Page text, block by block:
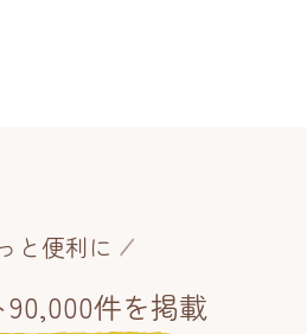
と便利に
件を掲載